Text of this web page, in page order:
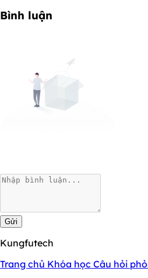
Bình luận
Gửi
Kungfutech
Trang chủ Khóa học Câu hỏi